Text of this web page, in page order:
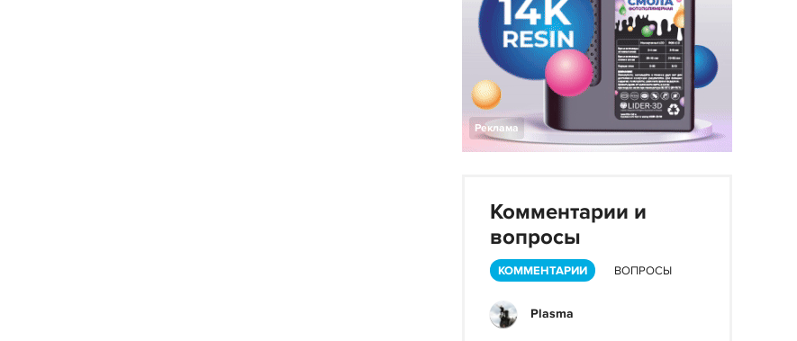
Реклама
Комментарии и
вопросы
КОММЕНТАРИИ ВОПРОСЫ
Plasma